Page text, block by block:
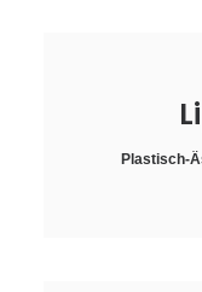
Plastisch-